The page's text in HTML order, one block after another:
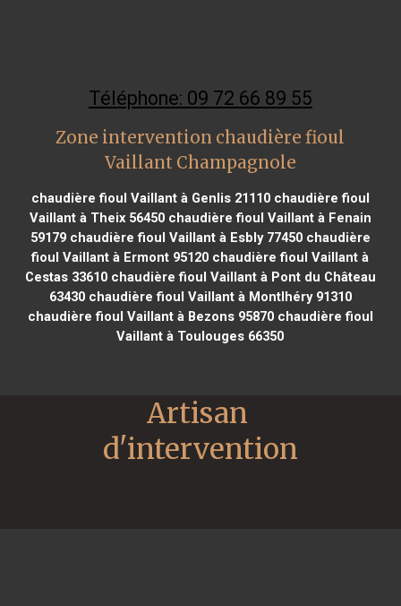
Téléphone: 09 72 66 89 55
Zone intervention chaudière fioul
Vaillant Champagnole
chaudière fioul Vaillant à Genlis 21110chaudière fioul
Vaillant à Theix 56450chaudière fioul Vaillant à Fenain
59179chaudière fioul Vaillant à Esbly 77450chaudière
fioul Vaillant à Ermont 95120 chaudière fioul Vaillant à
Cestas 33610chaudière fioul Vaillant à Pont du Château
63430chaudière fioul Vaillant à Montlhéry 91310
chaudière fioul Vaillant à Bezons 95870chaudière fioul
Vaillant à Toulouges 66350
Artisan
d'intervention